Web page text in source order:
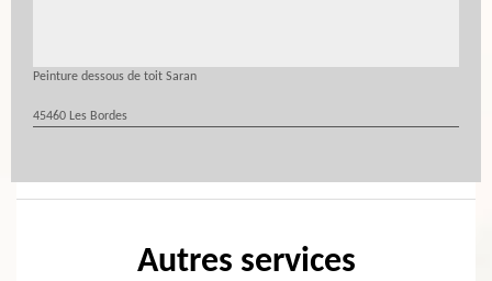
Peinture dessous de toit Saran
45460 Les Bordes
Autres services